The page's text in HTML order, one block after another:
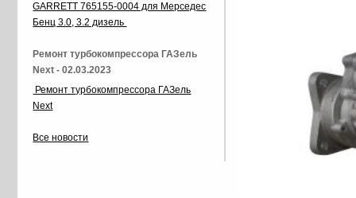
GARRETT 765155-0004 для Мерседес
Бенц 3.0, 3.2 дизель
Ремонт турбокомпрессора ГАЗель
Next - 02.03.2023
Ремонт турбокомпрессора ГАЗель
Next
Все новости